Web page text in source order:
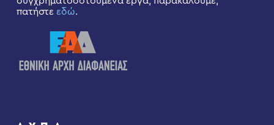
πατήστε εδώ.